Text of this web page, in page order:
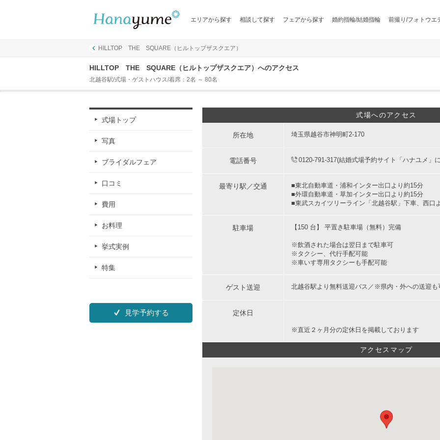
エリアから探す 相談して探す フェアから探す 婚約指輪/結婚指輪 前撮り/フォトウエ
HILLTOP THE SQUARE（ヒルトップザスクエア）
HILLTOP THE SQUARE（ヒルトップザスクエア）へのアクセス
北越谷駅/式場・ゲストハウス/着席：2名 ～ 80名
式場トップ
写真
ブライダルフェア
口コミ
費用
お料理
挙式実例
特集
見学予約する
式場へのアクセス
所在地 埼玉県越谷市神明町2-170
電話番号 0120-791-317(結婚式場予約サイト「ハナユメ」
最寄り駅／交通
■東北自動車道・浦和インター出口より約15分
■外環自動車道・草加インター出口より約15分
■東武スカイツリーライン「北越谷駅」下車、西口
駐車場 【150 台】 平置き駐車場（無料）完備
※飲酒された場合は翌日まで駐車可
※タクシー、代行手配可能
※車いす専用タクシーも手配可能
ゲスト送迎 北越谷駅より無料送迎バス／※県内・外への送迎も
定休日
※直近２ヶ月分の定休日を掲載しております
アクセスマップ